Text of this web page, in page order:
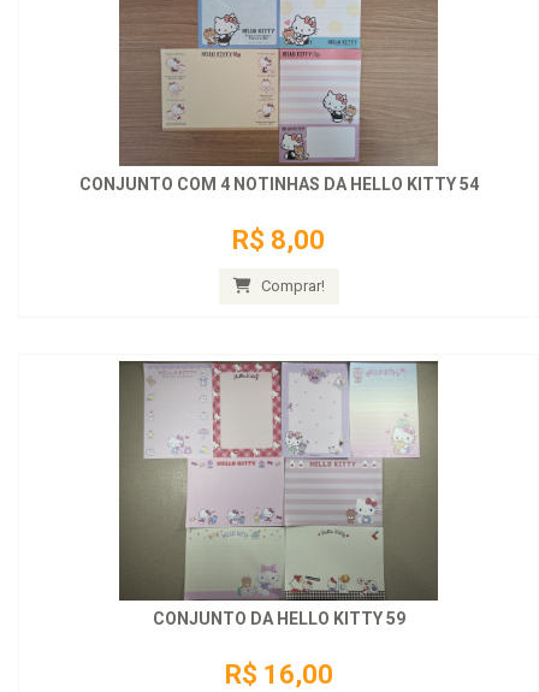
CONJUNTO COM 4 NOTINHAS DA HELLO KITTY 54
R$ 8,00
Comprar!
CONJUNTO DA HELLO KITTY 59
R$ 16,00